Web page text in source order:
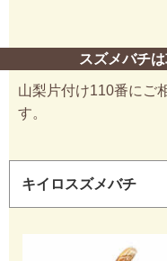
スズメバチ
山梨片付け110番にご
す。
キイロスズメバチ